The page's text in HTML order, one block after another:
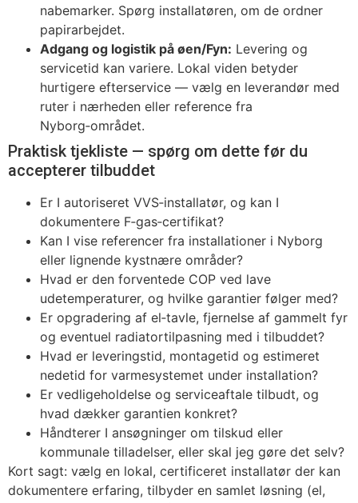
nabemarker. Spørg installatøren, om de ordner
papirarbejdet.
Adgang og logistik på øen/Fyn: Levering og
servicetid kan variere. Lokal viden betyder
hurtigere efterservice — vælg en leverandør med
ruter i nærheden eller reference fra
Nyborg‑området.
Praktisk tjekliste — spørg om dette før du
accepterer tilbuddet
Er I autoriseret VVS‑installatør, og kan I
dokumentere F‑gas‑certifikat?
Kan I vise referencer fra installationer i Nyborg
eller lignende kystnære områder?
Hvad er den forventede COP ved lave
udetemperaturer, og hvilke garantier følger med?
Er opgradering af el‑tavle, fjernelse af gammelt fyr
og eventuel radiatortilpasning med i tilbuddet?
Hvad er leveringstid, montagetid og estimeret
nedetid for varmesystemet under installation?
Er vedligeholdelse og serviceaftale tilbudt, og
hvad dækker garantien konkret?
Håndterer I ansøgninger om tilskud eller
kommunale tilladelser, eller skal jeg gøre det selv?
Kort sagt: vælg en lokal, certificeret installatør der kan
dokumentere erfaring, tilbyder en samlet løsning (el,